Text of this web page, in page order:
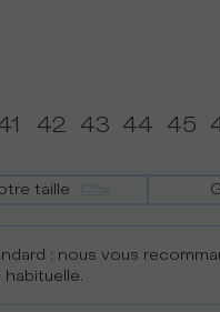
42 43 44 45
taille
: nous vous